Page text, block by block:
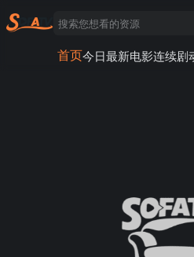
首页今日最新电影连续剧